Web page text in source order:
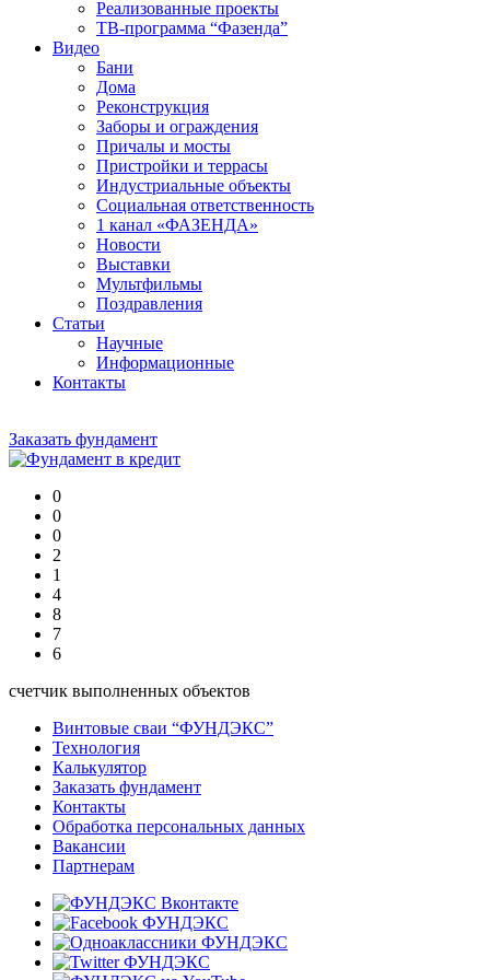
Реализованные проекты
ТВ-программа “Фазенда”
Видео
Бани
Дома
Реконструкция
Заборы и ограждения
Причалы и мосты
Пристройки и террасы
Индустриальные объекты
Социальная ответственность
1 канал «ФАЗЕНДА»
Новости
Выставки
Мультфильмы
Поздравления
Статьи
Научные
Информационные
Контакты
Заказать фундамент
0
0
0
2
1
4
8
7
6
счетчик выполненных объектов
Винтовые сваи “ФУНДЭКС”
Технология
Калькулятор
Заказать фундамент
Контакты
Обработка персональных данных
Вакансии
Партнерам